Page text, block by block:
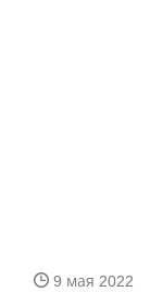
9 мая 2022